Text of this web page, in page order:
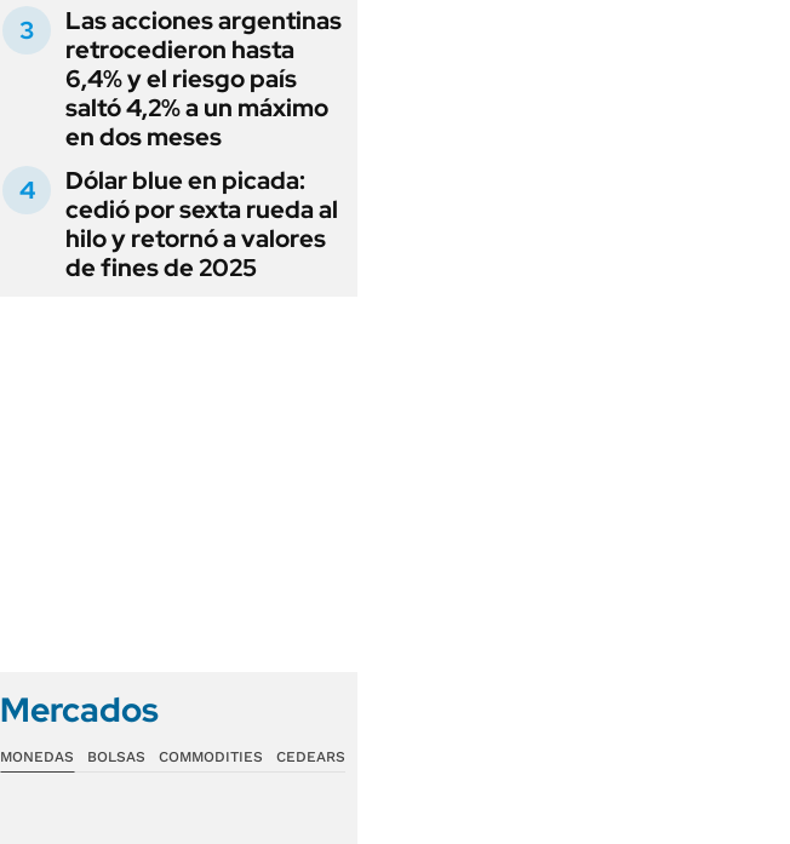
Las acciones argentinas
retrocedieron hasta
6,4% y el riesgo país
saltó 4,2% a un máximo
en dos meses
Dólar blue en picada:
cedió por sexta rueda al
hilo y retornó a valores
de fines de 2025
Mercados
MONEDAS BOLSAS COMMODITIES CEDEARS